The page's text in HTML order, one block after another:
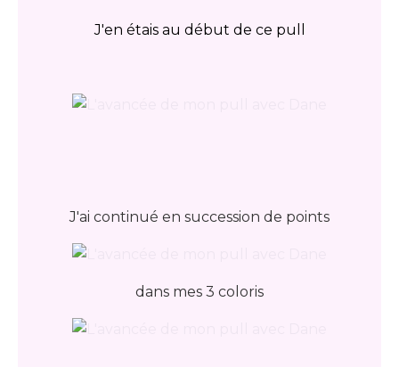
J'en étais au début de ce pull
J'ai continué en succession de points
dans mes 3 coloris